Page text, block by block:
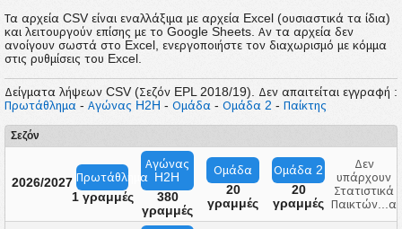
Τα αρχεία CSV είναι εναλλάξιμα με αρχεία Excel (ουσιαστικά τα ίδια)
και λειτουργούν επίσης με το Google Sheets. Αν τα αρχεία δεν
ανοίγουν σωστά στο Excel, ενεργοποιήστε τον διαχωρισμό με κόμμα
στις ρυθμίσεις του Excel.
Δείγματα λήψεων CSV (Σεζόν EPL 2018/19). Δεν απαιτείται εγγραφή :
Πρωτάθλημα - Αγώνας H2H - Ομάδα - Ομάδα 2 - Παίκτης
Σεζόν
2026/2027 Πρωτάθλημα
1 γραμμές
Αγώνας
H2H
380
γραμμές
Ομάδα
20
γραμμές
Ομάδα 2
20
γραμμές
Δεν
υπάρχουν
Στατιστικά